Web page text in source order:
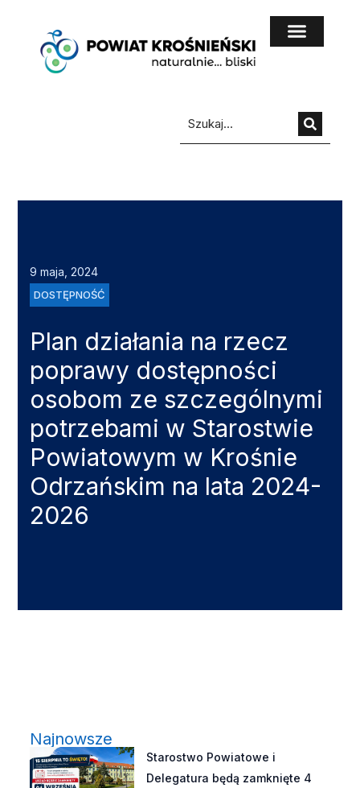
9 maja, 2024
DOSTĘPNOŚĆ
Plan działania na rzecz
poprawy dostępności
osobom ze szczególnymi
potrzebami w Starostwie
Powiatowym w Krośnie
Odrzańskim na lata 2024-
2026
Najnowsze
Starostwo Powiatowe i
Delegatura będą zamknięte 4